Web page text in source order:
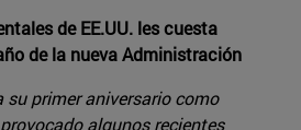
de EE.UU. les cuesta
de la nueva Administración
su primer aniversario como
algunos recientes